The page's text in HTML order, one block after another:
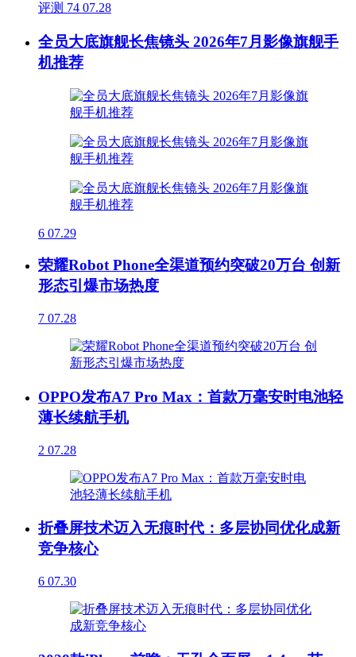
评测 74 07.28
全员大底旗舰长焦镜头 2026年7月影像旗舰手
机推荐
6 07.29
荣耀Robot Phone全渠道预约突破20万台 创新
形态引爆市场热度
7 07.28
OPPO发布A7 Pro Max：首款万毫安时电池轻
薄长续航手机
2 07.28
折叠屏技术迈入无痕时代：多层协同优化成新
竞争核心
6 07.30